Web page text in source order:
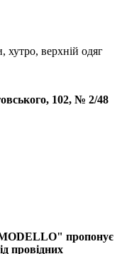
хутро, верхній одяг
102, № 2/48
пропонує
провідних